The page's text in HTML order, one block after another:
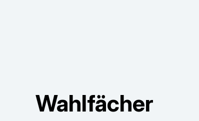
Wahlfächer